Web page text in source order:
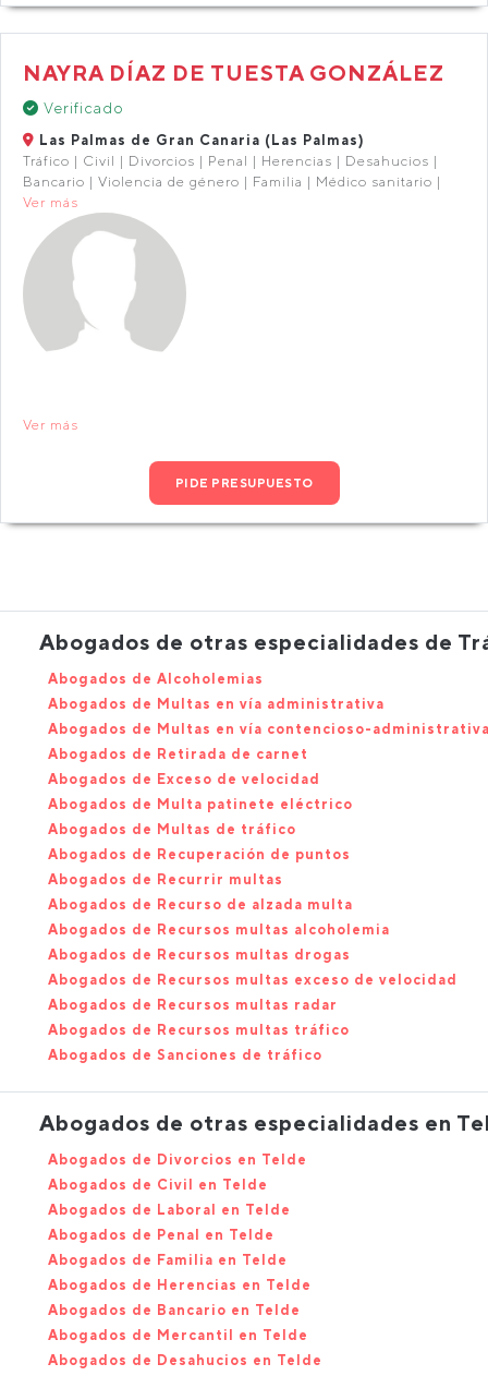
NAYRA DÍAZ DE TUESTA GONZÁLEZ
Verificado
Las Palmas de Gran Canaria (Las Palmas)
Tráfico | Civil | Divorcios | Penal | Herencias | Desahucios |
Bancario | Violencia de género | Familia | Médico sanitario |
Ver más
Ver más
PIDE PRESUPUESTO
Abogados de otras especialidades de
Abogados de Alcoholemias
Abogados de Multas en vía administrativa
Abogados de Multas en vía contencioso-
Abogados de Retirada de carnet
Abogados de Exceso de velocidad
Abogados de Multa patinete eléctrico
Abogados de Multas de tráfico
Abogados de Recuperación de puntos
Abogados de Recurrir multas
Abogados de Recurso de alzada multa
Abogados de Recursos multas alcoholemia
Abogados de Recursos multas drogas
Abogados de Recursos multas exceso de velocidad
Abogados de Recursos multas radar
Abogados de Recursos multas tráfico
Abogados de Sanciones de tráfico
Abogados de otras especialidades en
Abogados de Divorcios en Telde
Abogados de Civil en Telde
Abogados de Laboral en Telde
Abogados de Penal en Telde
Abogados de Familia en Telde
Abogados de Herencias en Telde
Abogados de Bancario en Telde
Abogados de Mercantil en Telde
Abogados de Desahucios en Telde